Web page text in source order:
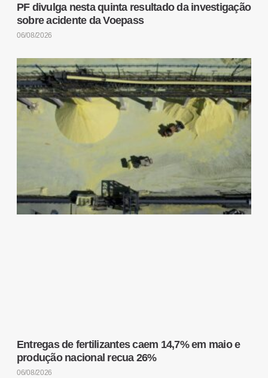
PF divulga nesta quinta resultado da investigação
sobre acidente da Voepass
06/08/2026
Entregas de fertilizantes caem 14,7% em maio e
produção nacional recua 26%
06/08/2026